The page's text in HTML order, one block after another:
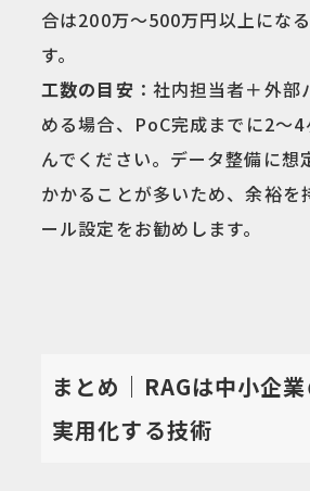
合は200万〜500万円以上にな
す。
工数の目安 ：社内担当者＋外
める場合、PoC完成までに2〜
んでください。データ整備に想
かかることが多いため、余裕を
ール設定をお勧めします。
まとめ｜RAGは中小企
実用化する技術